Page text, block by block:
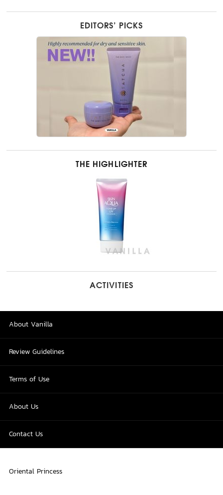
EDITORS’ PICKS
THE HIGHLIGHTER
ACTIVITIES
About Vanilla
Review Guidelines
Terms of Use
About Us
Contact Us
Oriental Princess